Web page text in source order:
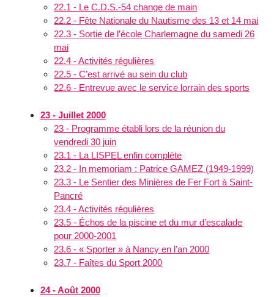
22.1 - Le C.D.S.-54 change de main
22.2 - Fête Nationale du Nautisme des 13 et 14 mai
22.3 - Sortie de l’école Charlemagne du samedi 26
mai
22.4 - Activités régulières
22.5 - C’est arrivé au sein du club
22.6 - Entrevue avec le service lorrain des sports
23 - Juillet 2000
23 - Programme établi lors de la réunion du
vendredi 30 juin
23.1 - La LISPEL enfin complète
23.2 - In memoriam : Patrice GAMEZ (1949-1999)
23.3 - Le Sentier des Minières de Fer Fort à Saint-
Pancré
23.4 - Activités régulières
23.5 - Échos de la piscine et du mur d’escalade
pour 2000-2001
23.6 - « Sporter » à Nancy en l’an 2000
23.7 - Faîtes du Sport 2000
24 - Août 2000